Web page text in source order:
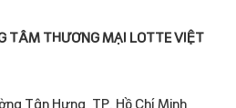
TÂM THƯƠNG MẠI LOTTE VIỆT
Tân Hưng, TP. Hồ Chí Minh